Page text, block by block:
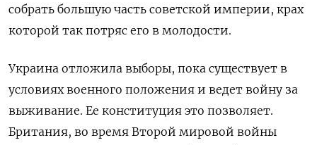
собрать большую часть советской империи, крах
которой так потряс его в молодости.
Украина отложила выборы, пока существует в
условиях военного положения и ведет войну за
выживание. Ее конституция это позволяет.
Британия, во время Второй мировой войны